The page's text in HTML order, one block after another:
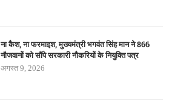
ना कैश, ना फरमाइश, मुख्यमंत्री भगवंत सिंह मान ने 866
नौजवानों को सौंपे सरकारी नौकरियों के नियुक्ति पत्र
अगस्त 9, 2026